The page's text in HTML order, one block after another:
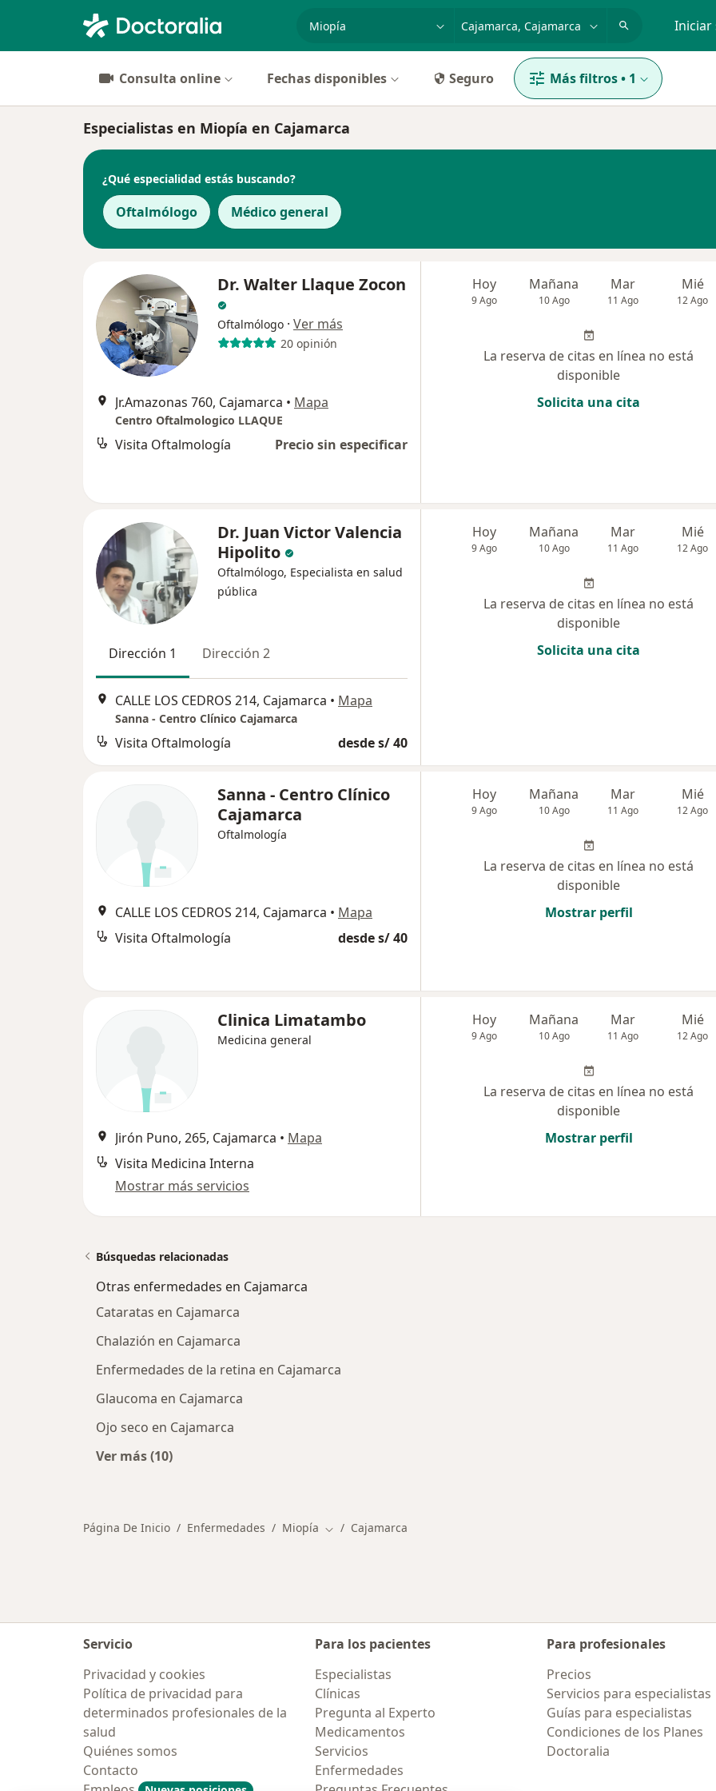
especialidad, enfermedad o nombre Iniciar
Consulta online Fechas disponibles Seguro Más filtros• 1
Especialistas en Miopía en Cajamarca
¿Qué especialidad estás buscando?
Oftalmólogo Médico general
Dr. Walter Llaque Zocon
Oftalmólogo · Ver más
20 opinión
Jr.Amazonas 760, Cajamarca • Mapa
Centro Oftalmologico LLAQUE
Visita Oftalmología Precio sin especificar
Hoy
9 Ago
Mañana
10 Ago
Mar
11 Ago
Mié
12 Ago
La reserva de citas en línea no está
disponible
Solicita una cita
Dr. Juan Victor Valencia
Hipolito
Oftalmólogo, Especialista en salud
pública
Dirección 1 Dirección 2
CALLE LOS CEDROS 214, Cajamarca • Mapa
Sanna - Centro Clínico Cajamarca
Visita Oftalmología desde s/ 40
Hoy
9 Ago
Mañana
10 Ago
Mar
11 Ago
Mié
12 Ago
La reserva de citas en línea no está
disponible
Solicita una cita
Sanna - Centro Clínico
Cajamarca
Oftalmología
CALLE LOS CEDROS 214, Cajamarca • Mapa
Visita Oftalmología
desde s/ 40
Hoy
9 Ago
Mañana
10 Ago
Mar
11 Ago
Mié
12 Ago
La reserva de citas en línea no está
disponible
Mostrar perfil
Clinica Limatambo
Medicina general
Jirón Puno, 265, Cajamarca • Mapa
Visita Medicina Interna
Mostrar más servicios
Hoy
9 Ago
Mañana
10 Ago
Mar
11 Ago
Mié
12 Ago
La reserva de citas en línea no está
disponible
Mostrar perfil
Búsquedas relacionadas
Otras enfermedades en Cajamarca
Cataratas en Cajamarca
Chalazión en Cajamarca
Enfermedades de la retina en Cajamarca
Glaucoma en Cajamarca
Ojo seco en Cajamarca
Ver más (10)
Página De Inicio Enfermedades Miopía Cambiar de ciudad
Cajamarca
Servicio
Privacidad y cookies
Política de privacidad para
determinados profesionales de la
salud
Quiénes somos
Contacto
Para los pacientes
Especialistas
Clínicas
Pregunta al Experto
Medicamentos
Servicios
Enfermedades
Para profesionales
Precios
Servicios para especialistas
Guías para especialistas
Condiciones de los Planes
Doctoralia